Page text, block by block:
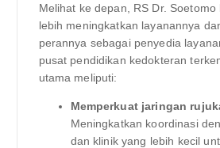
Melihat ke depan, RS Dr.
lebih meningkatkan layanannya
perannya sebagai penyedia
pusat pendidikan kedokteran
utama meliputi:
Memperkuat jaringan
Meningkatkan koordinasi
dan klinik yang lebih kecil